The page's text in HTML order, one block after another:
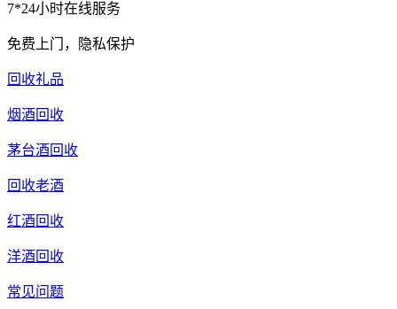
7*24小时在线服务
免费上门，隐私保护
回收礼品
烟酒回收
茅台酒回收
回收老酒
红酒回收
洋酒回收
常见问题